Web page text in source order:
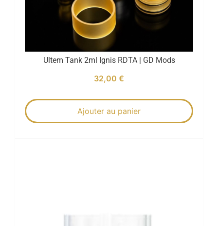
Ultem Tank 2ml Ignis RDTA | GD Mods
32,00 €
Ajouter au panier